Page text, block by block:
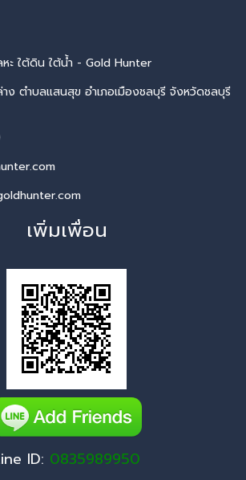
หะ ใต้ดิน ใต้น้ำ - Gold Hunter
ง ตำบลแสนสุข อำเภอเมืองชลบุรี จังหวัดชลบุรี
เพิ่มเพื่อน
ID: 0835989950